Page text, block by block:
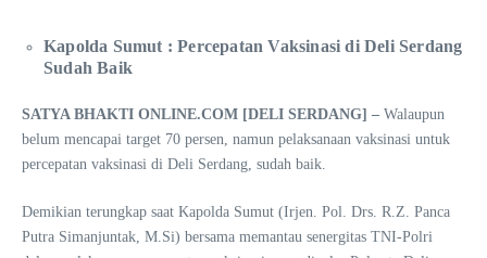
Kapolda Sumut : Percepatan Vaksinasi di Deli Serdang
Sudah Baik
SATYA BHAKTI ONLINE.COM [DELI SERDANG] – Walaupun
belum mencapai target 70 persen, namun pelaksanaan vaksinasi untuk
percepatan vaksinasi di Deli Serdang, sudah baik.
Demikian terungkap saat Kapolda Sumut (Irjen. Pol. Drs. R.Z. Panca
Putra Simanjuntak, M.Si) bersama memantau senergitas TNI-Polri